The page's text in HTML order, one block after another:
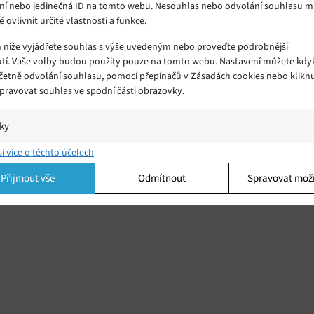
nebo jedinečná ID na tomto webu. Nesouhlas nebo odvolání souhlasu
ovlivnit určité vlastnosti a funkce.
vyjádřete souhlas s výše uvedeným nebo proveďte podrobnější
Vaše volby budou použity pouze na tomto webu. Nastavení můžete
odvolání souhlasu, pomocí přepínačů v Zásadách cookies nebo
souhlas ve spodní části obrazovky.
a/nebo přístup k informacím v zařízení, Porozumění publiku
kombinací údajů z různých zdrojů.
více o těchto účelech
Přijmout vše Odmítnout Spravovat